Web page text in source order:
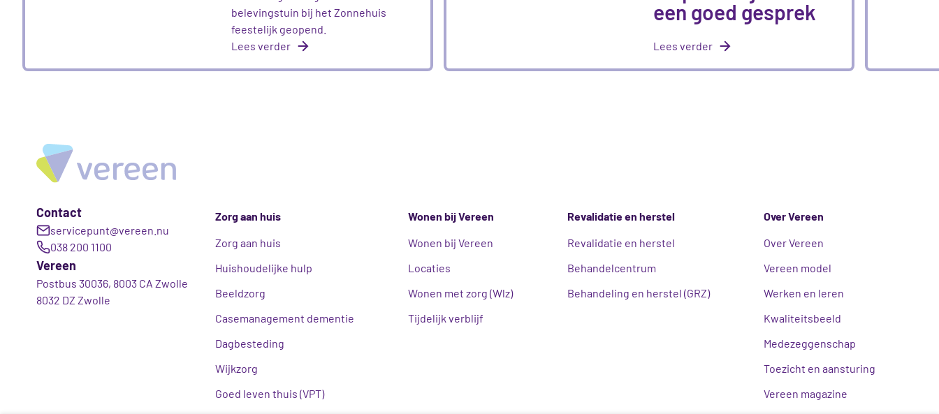
belevingstuin bij het Zonnehuis
feestelijk geopend.
Lees verder
een goed gesprek
Lees verder
Contact
servicepunt@vereen.nu
038 200 1100
Vereen
Postbus 30036, 8003 CA Zwolle
8032 DZ Zwolle
Zorg aan huis
Zorg aan huis
Huishoudelijke hulp
Beeldzorg
Casemanagement dementie
Dagbesteding
Wijkzorg
Goed leven thuis (VPT)
Wonen bij Vereen
Wonen bij Vereen
Locaties
Wonen met zorg (Wlz)
Tijdelijk verblijf
Revalidatie en herstel
Revalidatie en herstel
Behandelcentrum
Behandeling en herstel (GRZ)
Over Vereen
Over Vereen
Vereen model
Werken en leren
Kwaliteitsbeeld
Medezeggenschap
Toezicht en aansturing
Vereen magazine